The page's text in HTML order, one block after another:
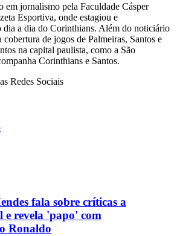
em jornalismo pela Faculdade Cásper
Esportiva, onde estagiou e
dia a dia do Corinthians. Além do noticiário
de jogos de Palmeiras, Santos e
na capital paulista, como a São
Corinthians e Santos.
Redes Sociais
fala sobre críticas a
e revela 'papo' com
Ronaldo